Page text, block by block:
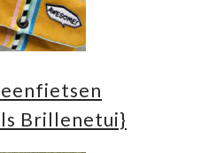
Brillenetui}